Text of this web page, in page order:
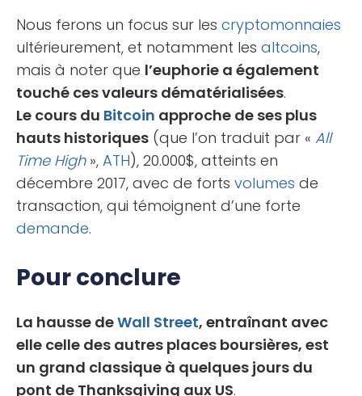
Nous ferons un focus sur les cryptomonnaies
ultérieurement, et notamment les altcoins,
mais à noter que l’euphorie a également
touché ces valeurs dématérialisées.
Le cours du Bitcoin approche de ses plus
hauts historiques (que l’on traduit par « All
Time High», ATH), 20.000$, atteints en
décembre 2017, avec de forts volumes de
transaction, qui témoignent d’une forte
demande.
Pour conclure
La hausse deWall Street, entraînant avec
elle celle des autres places boursières, est
un grand classique à quelques jours du
pont de Thanksgiving aux US.